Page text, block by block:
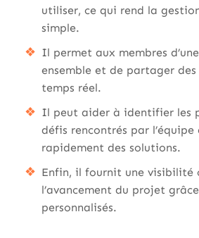
utiliser, ce qui rend la
simple.
Il permet aux membres
ensemble et de partager
temps réel.
Il peut aider à identifier les
défis rencontrés par
rapidement des solutions.
Enfin, il fournit une visibilité
l’avancement du projet
personnalisés.